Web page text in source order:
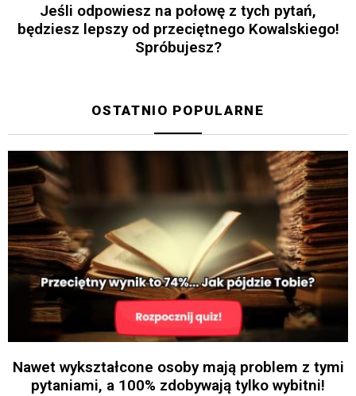
Jeśli odpowiesz na połowę z tych pytań,
będziesz lepszy od przeciętnego Kowalskiego!
Spróbujesz?
OSTATNIO POPULARNE
Nawet wykształcone osoby mają problem z tymi
pytaniami, a 100% zdobywają tylko wybitni!